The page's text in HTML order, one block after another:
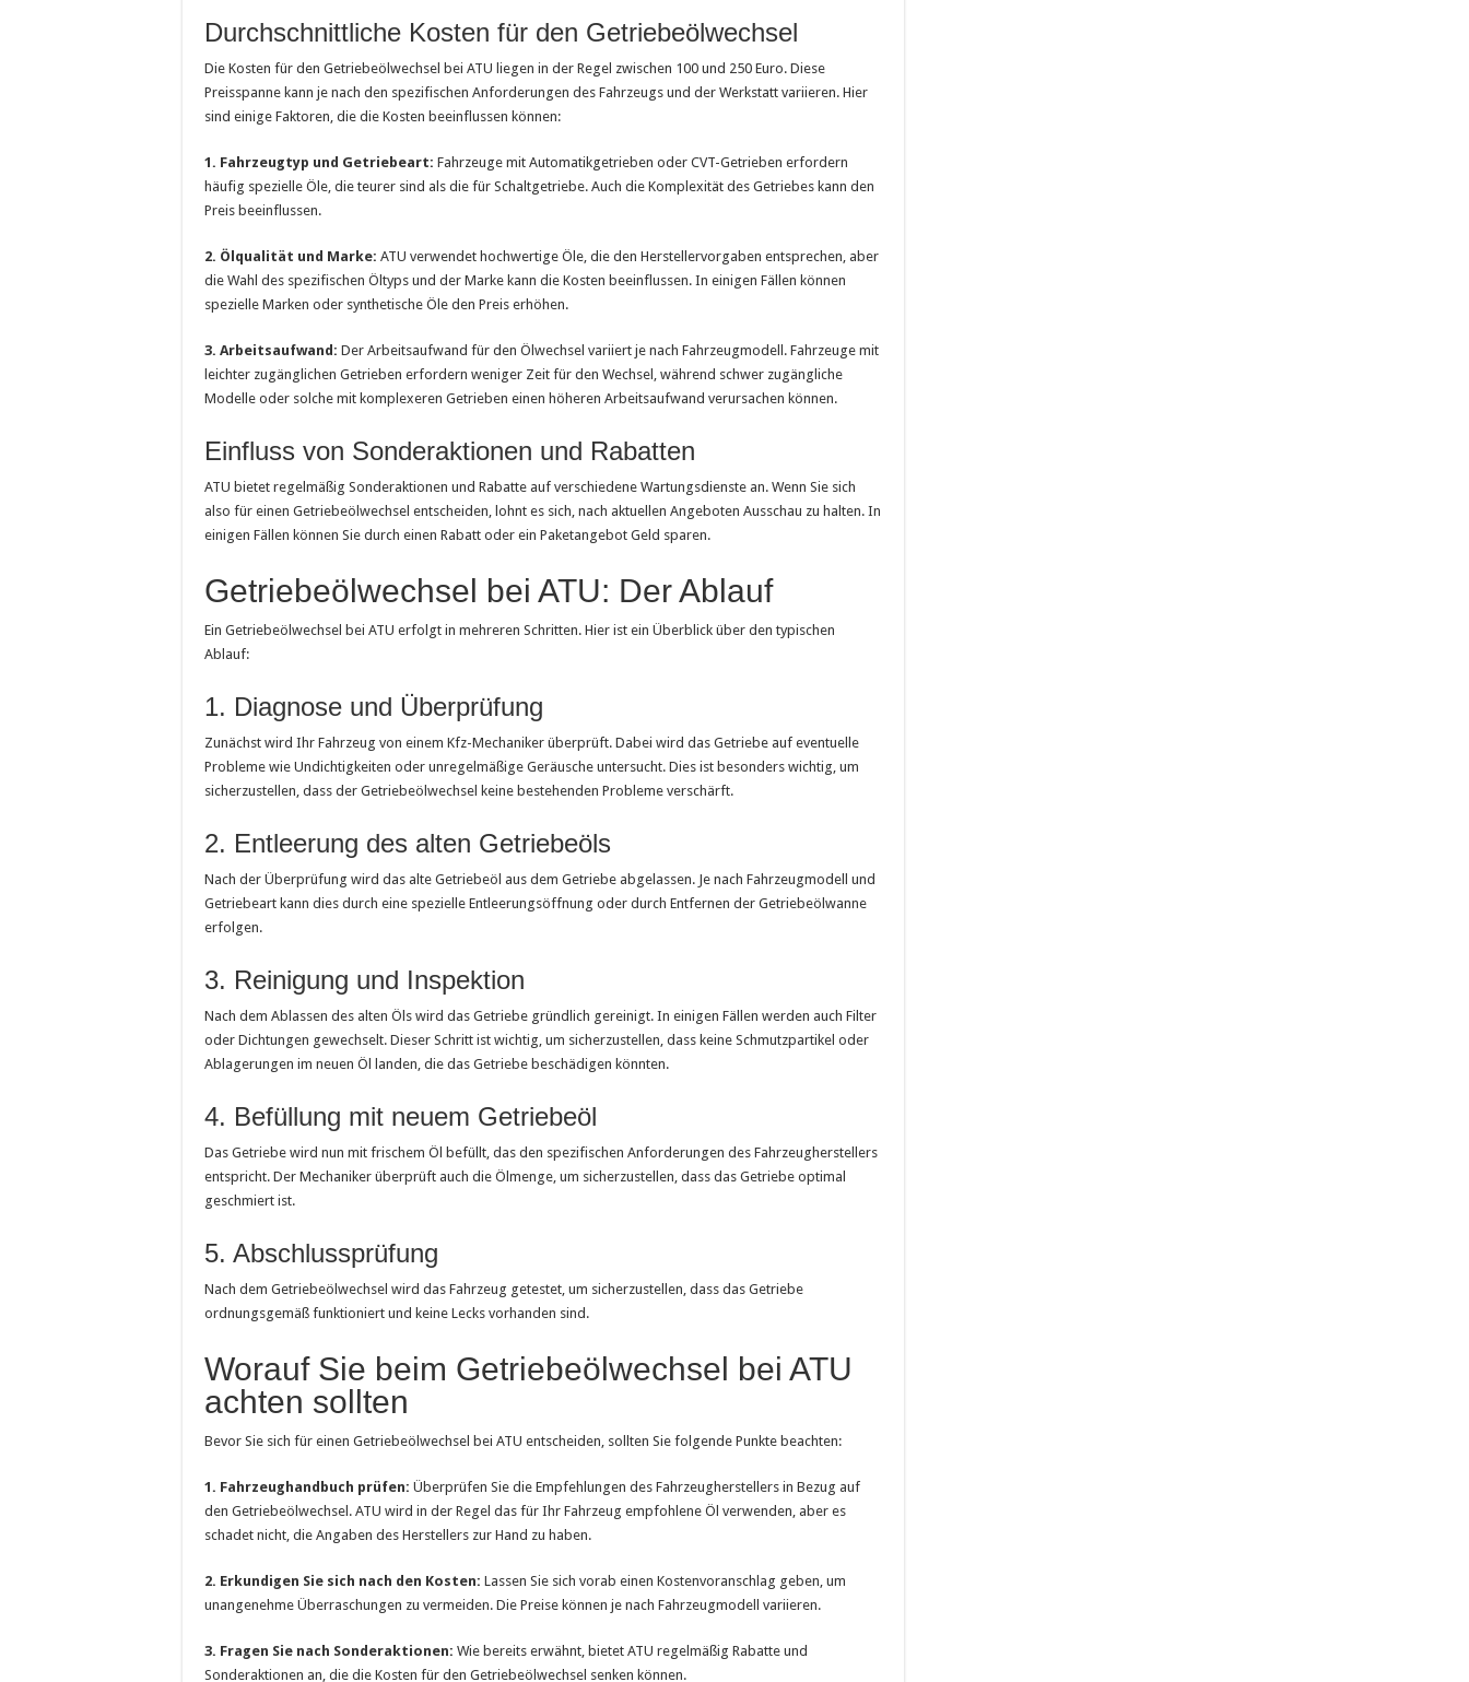
Durchschnittliche Kosten für den Getriebeölwechsel
Die Kosten für den Getriebeölwechsel bei ATU liegen in der Regel zwischen 100 und 250 Euro. Diese
Preisspanne kann je nach den spezifischen Anforderungen des Fahrzeugs und der Werkstatt variieren. Hier
sind einige Faktoren, die die Kosten beeinflussen können:
1. Fahrzeugtyp und Getriebeart: Fahrzeuge mit Automatikgetrieben oder CVT-Getrieben erfordern
häufig spezielle Öle, die teurer sind als die für Schaltgetriebe. Auch die Komplexität des Getriebes kann den
Preis beeinflussen.
2. Ölqualität und Marke: ATU verwendet hochwertige Öle, die den Herstellervorgaben entsprechen, aber
die Wahl des spezifischen Öltyps und der Marke kann die Kosten beeinflussen. In einigen Fällen können
spezielle Marken oder synthetische Öle den Preis erhöhen.
3. Arbeitsaufwand: Der Arbeitsaufwand für den Ölwechsel variiert je nach Fahrzeugmodell. Fahrzeuge mit
leichter zugänglichen Getrieben erfordern weniger Zeit für den Wechsel, während schwer zugängliche
Modelle oder solche mit komplexeren Getrieben einen höheren Arbeitsaufwand verursachen können.
Einfluss von Sonderaktionen und Rabatten
ATU bietet regelmäßig Sonderaktionen und Rabatte auf verschiedene Wartungsdienste an. Wenn Sie sich
also für einen Getriebeölwechsel entscheiden, lohnt es sich, nach aktuellen Angeboten Ausschau zu halten. In
einigen Fällen können Sie durch einen Rabatt oder ein Paketangebot Geld sparen.
Getriebeölwechsel bei ATU: Der Ablauf
Ein Getriebeölwechsel bei ATU erfolgt in mehreren Schritten. Hier ist ein Überblick über den typischen
Ablauf:
1. Diagnose und Überprüfung
Zunächst wird Ihr Fahrzeug von einem Kfz-Mechaniker überprüft. Dabei wird das Getriebe auf eventuelle
Probleme wie Undichtigkeiten oder unregelmäßige Geräusche untersucht. Dies ist besonders wichtig, um
sicherzustellen, dass der Getriebeölwechsel keine bestehenden Probleme verschärft.
2. Entleerung des alten Getriebeöls
Nach der Überprüfung wird das alte Getriebeöl aus dem Getriebe abgelassen. Je nach Fahrzeugmodell und
Getriebeart kann dies durch eine spezielle Entleerungsöffnung oder durch Entfernen der Getriebeölwanne
erfolgen.
3. Reinigung und Inspektion
Nach dem Ablassen des alten Öls wird das Getriebe gründlich gereinigt. In einigen Fällen werden auch Filter
oder Dichtungen gewechselt. Dieser Schritt ist wichtig, um sicherzustellen, dass keine Schmutzpartikel oder
Ablagerungen im neuen Öl landen, die das Getriebe beschädigen könnten.
4. Befüllung mit neuem Getriebeöl
Das Getriebe wird nun mit frischem Öl befüllt, das den spezifischen Anforderungen des Fahrzeugherstellers
entspricht. Der Mechaniker überprüft auch die Ölmenge, um sicherzustellen, dass das Getriebe optimal
geschmiert ist.
5. Abschlussprüfung
Nach dem Getriebeölwechsel wird das Fahrzeug getestet, um sicherzustellen, dass das Getriebe
ordnungsgemäß funktioniert und keine Lecks vorhanden sind.
Worauf Sie beim Getriebeölwechsel bei ATU
achten sollten
Bevor Sie sich für einen Getriebeölwechsel bei ATU entscheiden, sollten Sie folgende Punkte beachten:
1. Fahrzeughandbuch prüfen: Überprüfen Sie die Empfehlungen des Fahrzeugherstellers in Bezug auf
den Getriebeölwechsel. ATU wird in der Regel das für Ihr Fahrzeug empfohlene Öl verwenden, aber es
schadet nicht, die Angaben des Herstellers zur Hand zu haben.
2. Erkundigen Sie sich nach den Kosten: Lassen Sie sich vorab einen Kostenvoranschlag geben, um
unangenehme Überraschungen zu vermeiden. Die Preise können je nach Fahrzeugmodell variieren.
3. Fragen Sie nach Sonderaktionen: Wie bereits erwähnt, bietet ATU regelmäßig Rabatte und
Sonderaktionen an, die die Kosten für den Getriebeölwechsel senken können.